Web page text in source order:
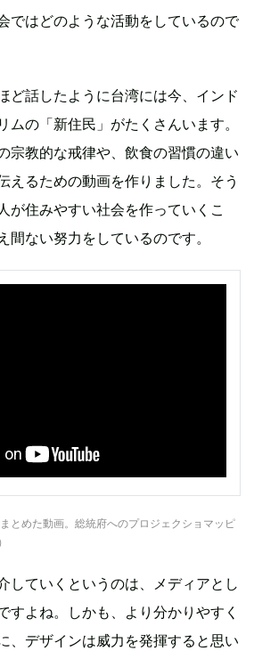
ではどのような活動をしているので
ど話したように台湾には今、インド
ムの「新住民」がたくさんいます。
宗教的な戒律や、飲食の習慣の違い
えるための動画を作りました。そう
が住みやすい社会を作っていくこ
間ない努力をしているのです。
とめた動画。総統府へのプロジェクショマッピ
ていくというのは、メディアとし
すよね。しかも、より分かりやすく
、デザインは威力を発揮すると思い